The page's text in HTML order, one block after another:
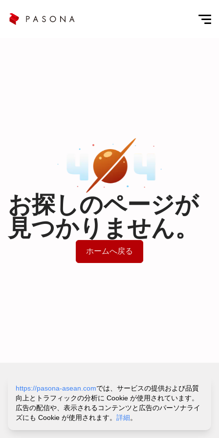
https://pasona-asean.comでは、サービスの提供および品質
向上とトラフィックの分析に Cookie が使用されています。
広告の配信や、表示されるコンテンツと広告のパーソナライ
ズにも Cookie が使用されます。 詳細。
お探しのページが
見つかりません。
ホームへ戻る
サイトポリシー&プライバシーポリシー
利用規約
お問い合わせ・ヘルプ
© PASONA VIETNAM CO.,LTD.